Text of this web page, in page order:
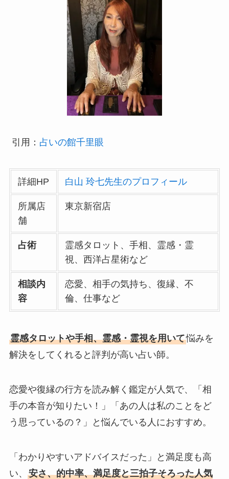
引用： 占いの館千里眼
詳細HP 白山 玲七先生のプロフィール
所属店
舗
東京新宿店
占術
霊感タロット、手相、霊感・霊
視、西洋占星術など
相談内
容
恋愛、相手の気持ち、復縁、不
倫、仕事など
霊感タロットや手相、霊感・霊視を用いて悩みを
解決をしてくれると評判が高い占い師。
恋愛や復縁の行方を読み解く鑑定が人気で、「相
手の本音が知りたい！」「あの人は私のことをど
う思っているの？」と悩んでいる人におすすめ。
「わかりやすいアドバイスだった」と満足度も高
い、 安さ、的中率、満足度と三拍子そろった人気